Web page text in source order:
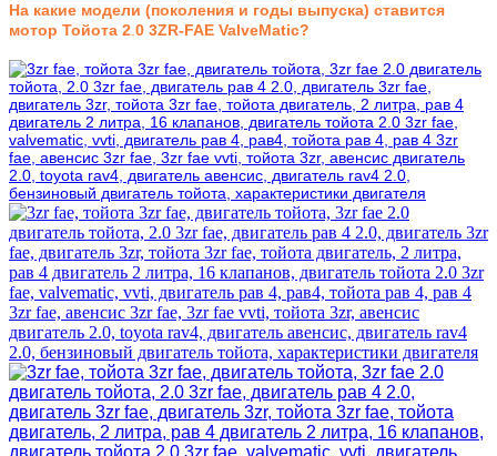
На какие модели (поколения и годы выпуска) ставится
мотор Тойота 2 0 3ZR-FAE ValveMatic?